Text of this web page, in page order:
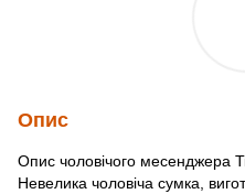
Опис
Опис чоловічого месенджера
Невелика чоловіча сумка,